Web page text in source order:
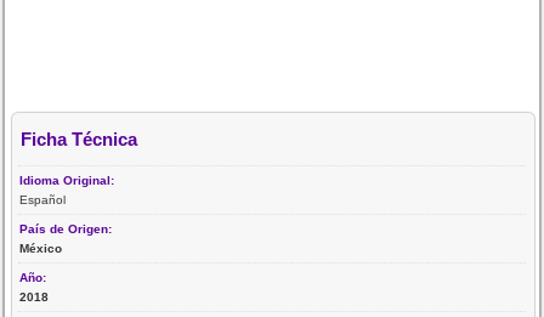
Ficha Técnica
Idioma Original:
Español
País de Origen:
México
Año:
2018